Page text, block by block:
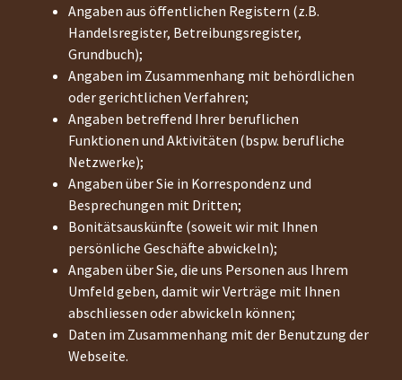
Angaben aus öffentlichen Registern (z.B.
Handelsregister, Betreibungsregister,
Grundbuch);
Angaben im Zusammenhang mit behördlichen
oder gerichtlichen Verfahren;
Angaben betreffend Ihrer beruflichen
Funktionen und Aktivitäten (bspw. berufliche
Netzwerke);
Angaben über Sie in Korrespondenz und
Besprechungen mit Dritten;
Bonitätsauskünfte (soweit wir mit Ihnen
persönliche Geschäfte abwickeln);
Angaben über Sie, die uns Personen aus Ihrem
Umfeld geben, damit wir Verträge mit Ihnen
abschliessen oder abwickeln können;
Daten im Zusammenhang mit der Benutzung der
Webseite.